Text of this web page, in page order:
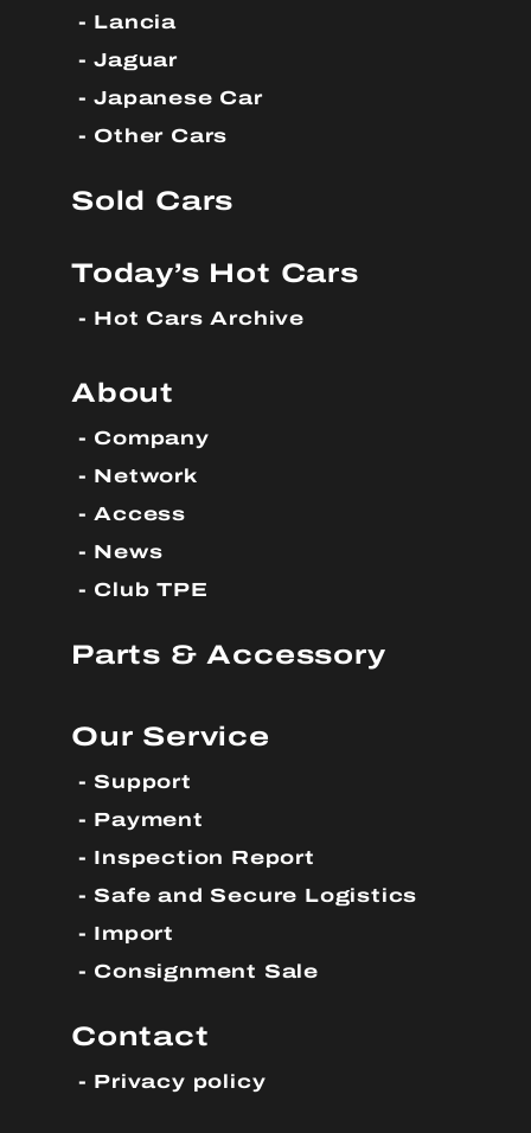
Lancia
Jaguar
Japanese Car
Other Cars
Sold Cars
Today’s Hot Cars
Hot Cars Archive
About
Company
Network
Access
News
Club TPE
Parts & Accessory
Our Service
Support
Payment
Inspection Report
Safe and Secure Logistics
Import
Consignment Sale
Contact
Privacy policy